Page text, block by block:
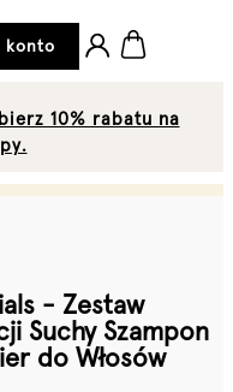
konto
10% rabatu na
- Zestaw
Suchy Szampon
do Włosów